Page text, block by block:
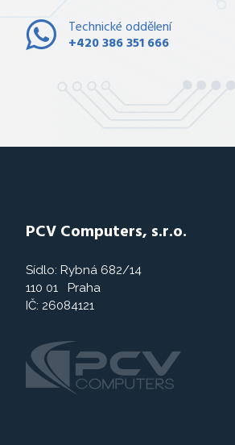
Technické oddělení
+420 386 351 666
PCV Computers, s.r.o.
Sídlo: Rybná 682/14
110 01 Praha
IČ: 26084121